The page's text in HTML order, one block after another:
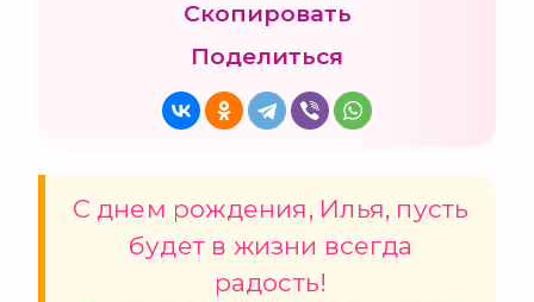
Скопировать
Поделиться
С днем рождения, Илья, пусть
будет в жизни всегда
радость!